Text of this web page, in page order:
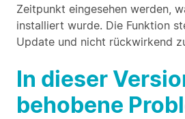
Zeitpunkt eingesehen werden,
installiert wurde. Die Funktion
Update und nicht rückwirkend
In dieser
behobene